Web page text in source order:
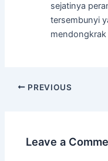
sejatinya
tersembunyi
Post
PREVIOUS
Leave a